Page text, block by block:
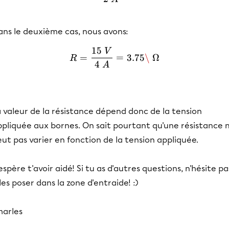
le deuxième cas, nous avons:
R = \frac{15\ V}{4\ A} =
R =
4 A
15 V
= 3.75\ Ω
valeur de la résistance dépend donc de la tension
aux bornes. On sait pourtant qu'une résistance
pas varier en fonction de la tension appliquée.
t'avoir aidé! Si tu as d'autres questions, n'hésite
poser dans la zone d'entraide! :)